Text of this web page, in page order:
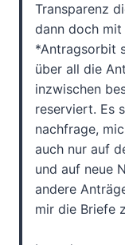
Transparenz
dann doch
*Antragsorbit
über all die
inzwischen
reserviert. Es
nachfrage,
auch nur auf
und auf neue
andere
mir die Briefe